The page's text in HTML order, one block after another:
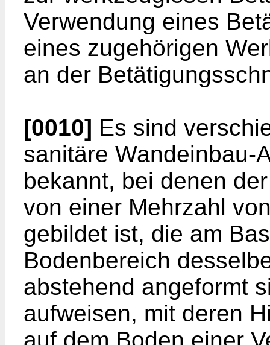
Verwendung eines
eines zugehörigen
an der
[0010] Es sind
sanitäre Wandeinbau-
bekannt, bei denen
von einer Mehrzahl
gebildet ist, die am
Bodenbereich
abstehend angeformt
aufweisen, mit deren